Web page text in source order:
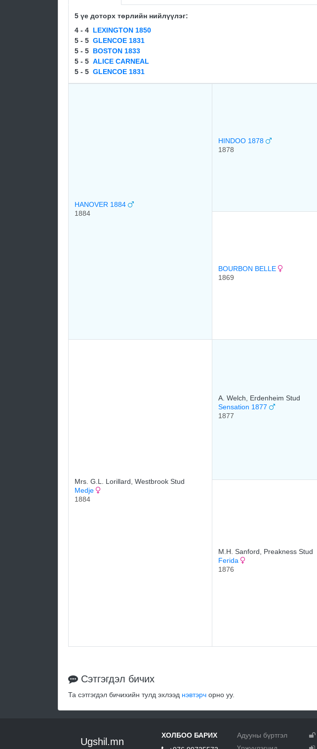
5 үе доторх төрлийн нийлүүлэг:
4 - 4 LEXINGTON 1850
5 - 5 GLENCOE 1831
5 - 5 BOSTON 1833
5 - 5 ALICE CARNEAL
5 - 5 GLENCOE 1831
HANOVER 1884
1884
HINDOO 1878
1878
BOURBON BELLE
1869
Mrs. G.L. Lorillard, Westbrook Stud
Medje
1884
A. Welch, Erdenheim Stud
Sensation 1877
1877
M.H. Sanford, Preakness Stud
Ferida
1876
Сэтгэгдэл бичих
Та сэтгэгдэл бичихийн тулд эхлээд нэвтэрч орно уу.
Ugshil.mn
ХОЛБОО БАРИХ
Адууны бүртгэл